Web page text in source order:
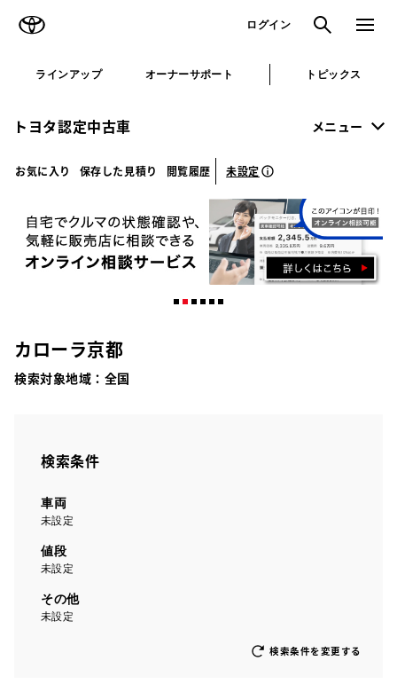
ログイン 検索 メニュ
ラインアップ オーナーサポート トピックス
トヨタ認定中古車 メニュー
お気に入り 保存した見積り 閲覧履歴 未設定
カローラ京都
検索対象地域： 全国
検索条件
車両
未設定
値段
未設定
その他
未設定
検索条件を変更する